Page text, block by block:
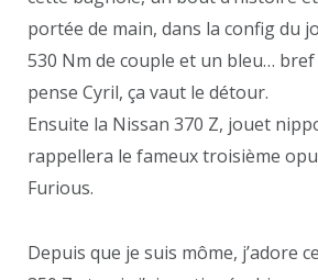
portée de main, dans la config du
530 Nm de couple et un bleu… bref
pense Cyril, ça vaut le détour.
Ensuite la Nissan 370 Z, jouet
rappellera le fameux troisième
Furious.
Depuis que je suis môme, j’adore